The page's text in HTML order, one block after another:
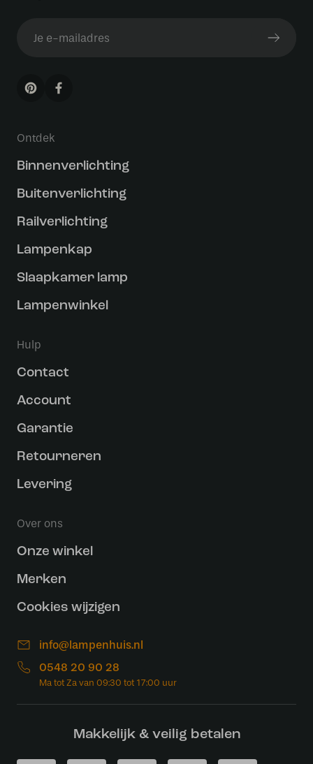
Ontdek
Binnenverlichting
Buitenverlichting
Railverlichting
Lampenkap
Slaapkamer lamp
Lampenwinkel
Hulp
Contact
Account
Garantie
Retourneren
Levering
Over ons
Onze winkel
Merken
Cookies wijzigen
info@lampenhuis.nl
0548 20 90 28
Makkelijk & veilig betalen